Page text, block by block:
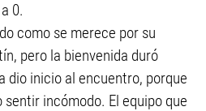
0.
como se merece por su
pero la bienvenida duró
dio inicio al encuentro, porque
incómodo. El equipo que